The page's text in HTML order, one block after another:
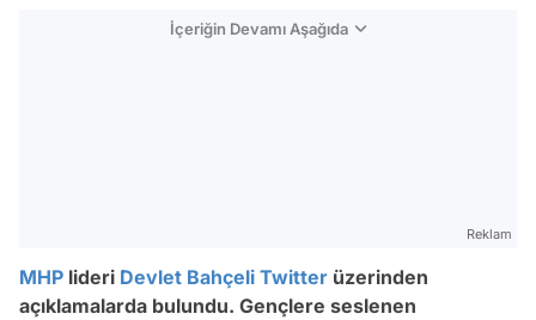
İçeriğin Devamı Aşağıda
Reklam
MHP lideri Devlet Bahçeli Twitter üzerinden
açıklamalarda bulundu. Gençlere seslenen